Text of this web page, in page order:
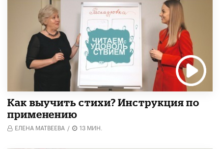
Как выучить стихи? Инструкция по
применению
ЕЛЕНА МАТВЕЕВА / 13 МИН.